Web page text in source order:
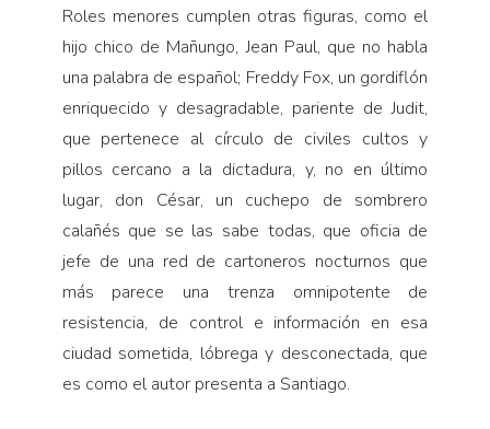
Roles menores cumplen otras figuras, como el
hijo chico de Mañungo, Jean Paul, que no habla
una palabra de español; Freddy Fox, un gordiflón
enriquecido y desagradable, pariente de Judit,
que pertenece al círculo de civiles cultos y
pillos cercano a la dictadura, y, no en último
lugar, don César, un cuchepo de sombrero
calañés que se las sabe todas, que oficia de
jefe de una red de cartoneros nocturnos que
más parece una trenza omnipotente de
resistencia, de control e información en esa
ciudad sometida, lóbrega y desconectada, que
es como el autor presenta a Santiago.